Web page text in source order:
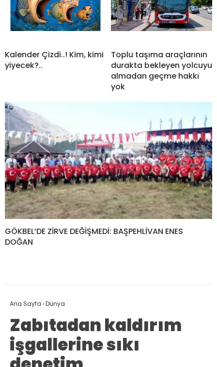
Kalender Çizdi..! Kim, kimi
yiyecek?..
Toplu taşıma araçlarının
durakta bekleyen yolcuyu
almadan geçme hakkı
yok
GÖKBEL’DE ZİRVE DEĞİŞMEDİ: BAŞPEHLİVAN ENES
DOĞAN
Ana Sayfa ›Dünya
Zabıtadan kaldırım
işgallerine sıkı